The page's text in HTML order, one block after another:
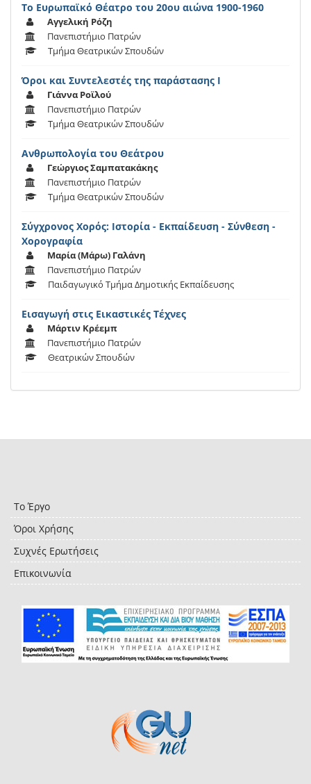
Το Ευρωπαϊκό Θέατρο του 20ου αιώνα 1900-1960
Αγγελική Ρόζη
Πανεπιστήμιο Πατρών
Τμήμα Θεατρικών Σπουδών
Όροι και Συντελεστές της παράστασης Ι
Γιάννα Ροϊλού
Πανεπιστήμιο Πατρών
Τμήμα Θεατρικών Σπουδών
Ανθρωπολογία του Θεάτρου
Γεώργιος Σαμπατακάκης
Πανεπιστήμιο Πατρών
Τμήμα Θεατρικών Σπουδών
Σύγχρονος Χορός: Ιστορία - Εκπαίδευση - Σύνθεση -
Χορογραφία
Μαρία (Μάρω) Γαλάνη
Πανεπιστήμιο Πατρών
Παιδαγωγικό Τμήμα Δημοτικής Εκπαίδευσης
Εισαγωγή στις Εικαστικές Τέχνες
Μάρτιν Κρέεμπ
Πανεπιστήμιο Πατρών
Θεατρικών Σπουδών
Το Έργο
Όροι Χρήσης
Συχνές Ερωτήσεις
Επικοινωνία